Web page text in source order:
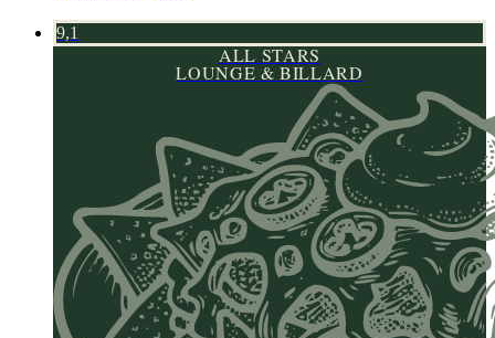
9,1
ALL STARS
LOUNGE & BILLARD